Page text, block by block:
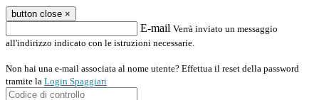
button close ×
E-mail Verrà inviato un messaggio
all'indirizzo indicato con le istruzioni necessarie.
Non hai una e-mail associata al nome utente? Effettua il reset della password
tramite la Login Spaggiari